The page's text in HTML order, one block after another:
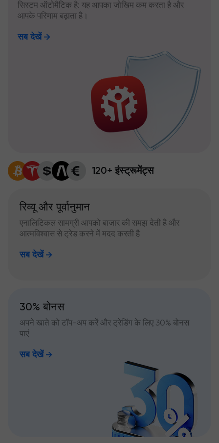
सिस्टम ऑटोमैटिक है: यह आपका जोखिम कम करता है और
आपके परिणाम बढ़ाता है।
सब देखें
120+ इंस्ट्रूमेंट्स
रिव्यू और पूर्वानुमान
एनालिटिकल सामग्री आपको बाजार की समझ देती है और
आत्मविश्वास से ट्रेड करने में मदद करती है
सब देखें
30% बोनस
अपने खाते को टॉप-अप करें और ट्रेडिंग के लिए 30% बोनस
पाएं
सब देखें